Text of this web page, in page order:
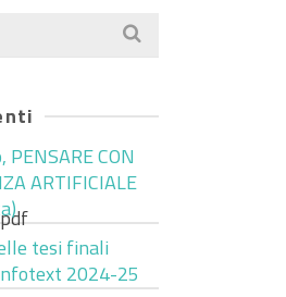
CON
ARTIFICIALE
tesi finali
2024-25